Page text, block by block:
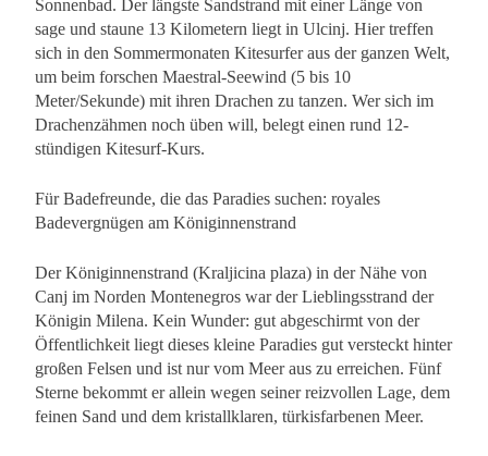
Sonnenbad. Der längste Sandstrand mit einer Länge von
sage und staune 13 Kilometern liegt in Ulcinj. Hier treffen
sich in den Sommermonaten Kitesurfer aus der ganzen Welt,
um beim forschen Maestral-Seewind (5 bis 10
Meter/Sekunde) mit ihren Drachen zu tanzen. Wer sich im
Drachenzähmen noch üben will, belegt einen rund 12-
stündigen Kitesurf-Kurs.
Für Badefreunde, die das Paradies suchen: royales
Badevergnügen am Königinnenstrand
Der Königinnenstrand (Kraljicina plaza) in der Nähe von
Canj im Norden Montenegros war der Lieblingsstrand der
Königin Milena. Kein Wunder: gut abgeschirmt von der
Öffentlichkeit liegt dieses kleine Paradies gut versteckt hinter
großen Felsen und ist nur vom Meer aus zu erreichen. Fünf
Sterne bekommt er allein wegen seiner reizvollen Lage, dem
feinen Sand und dem kristallklaren, türkisfarbenen Meer.